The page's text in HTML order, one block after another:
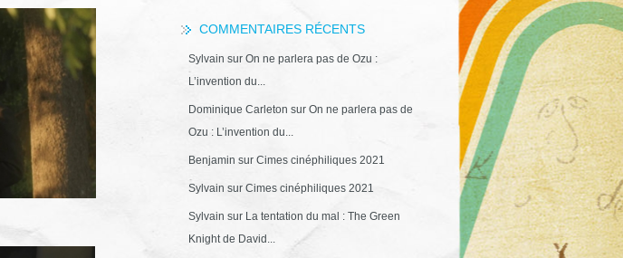
COMMENTAIRES RÉCENTS
Sylvain sur On ne parlera pas de Ozu :
L’invention du...
Dominique Carleton sur On ne parlera pas de
Ozu : L’invention du...
Benjamin sur Cimes cinéphiliques 2021
Sylvain sur Cimes cinéphiliques 2021
Sylvain sur La tentation du mal : The Green
Knight de David...